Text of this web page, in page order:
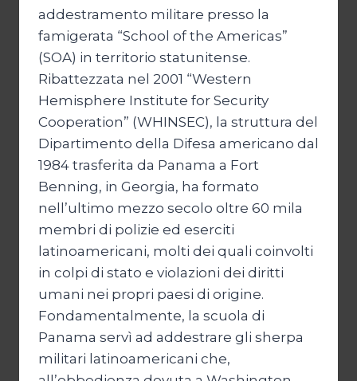
addestramento militare presso la
famigerata “School of the Americas”
(SOA) in territorio statunitense.
Ribattezzata nel 2001 “Western
Hemisphere Institute for Security
Cooperation” (WHINSEC), la struttura del
Dipartimento della Difesa americano dal
1984 trasferita da Panama a Fort
Benning, in Georgia, ha formato
nell’ultimo mezzo secolo oltre 60 mila
membri di polizie ed eserciti
latinoamericani, molti dei quali coinvolti
in colpi di stato e violazioni dei diritti
umani nei propri paesi di origine.
Fondamentalmente, la scuola di
Panama servì ad addestrare gli sherpa
militari latinoamericani che,